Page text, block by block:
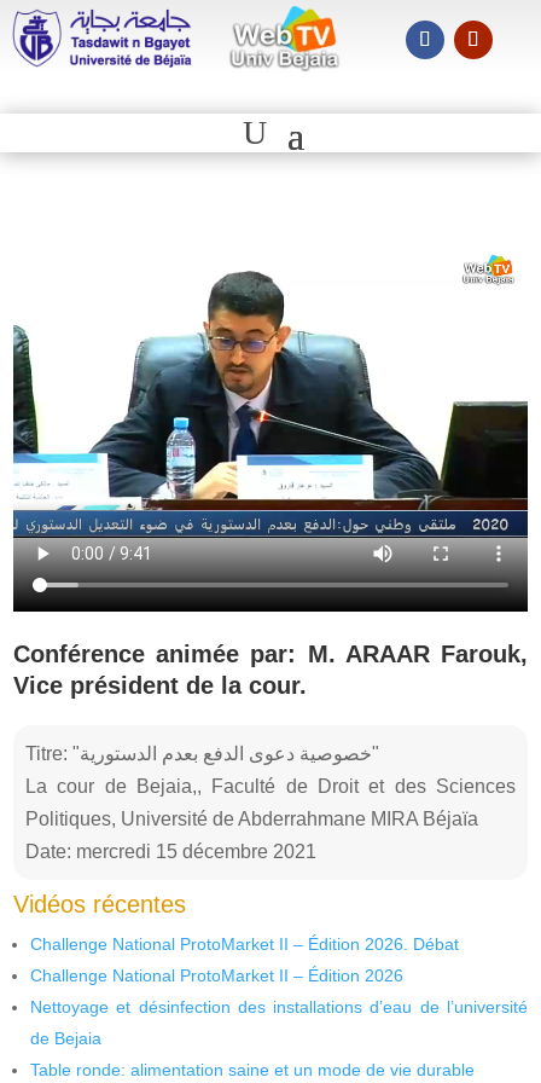
Conférence animée par: M. ARAAR Farouk,
Vice président de la cour.
Titre: "خصوصية دعوى الدفع بعدم الدستورية"
La cour de Bejaia,, Faculté de Droit et des Sciences
Politiques, Université de Abderrahmane MIRA Béjaïa
Date: mercredi 15 décembre 2021
Vidéos récentes
Challenge National ProtoMarket II – Édition 2026. Débat
Challenge National ProtoMarket II – Édition 2026
Nettoyage et désinfection des installations d’eau de l’université
de Bejaia
Table ronde: alimentation saine et un mode de vie durable